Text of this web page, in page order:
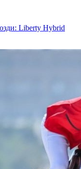
Liberty Hybrid